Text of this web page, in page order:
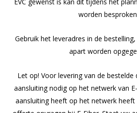
worden
Gebruik het leveradres in de
apart worden
Let op! Voor levering van de bestelde
aansluiting nodig op het netwerk van
aansluiting heeft op het netwerk